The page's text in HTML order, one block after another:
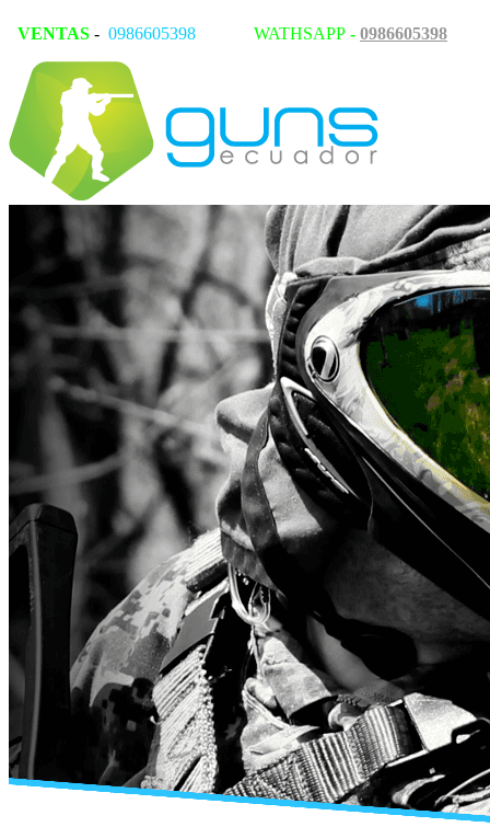
VENTAS - 0986605398 WATHSAPP - 0986605398